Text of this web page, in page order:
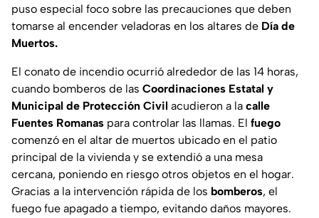
puso especial foco sobre las precauciones que deben
tomarse al encender veladoras en los altares de Día de
Muertos.
El conato de incendio ocurrió alrededor de las 14 horas,
cuando bomberos de las Coordinaciones Estatal y
Municipal de Protección Civil acudieron a la calle
Fuentes Romanas para controlar las llamas. El fuego
comenzó en el altar de muertos ubicado en el patio
principal de la vivienda y se extendió a una mesa
cercana, poniendo en riesgo otros objetos en el hogar.
Gracias a la intervención rápida de los bomberos, el
fuego fue apagado a tiempo, evitando daños mayores.